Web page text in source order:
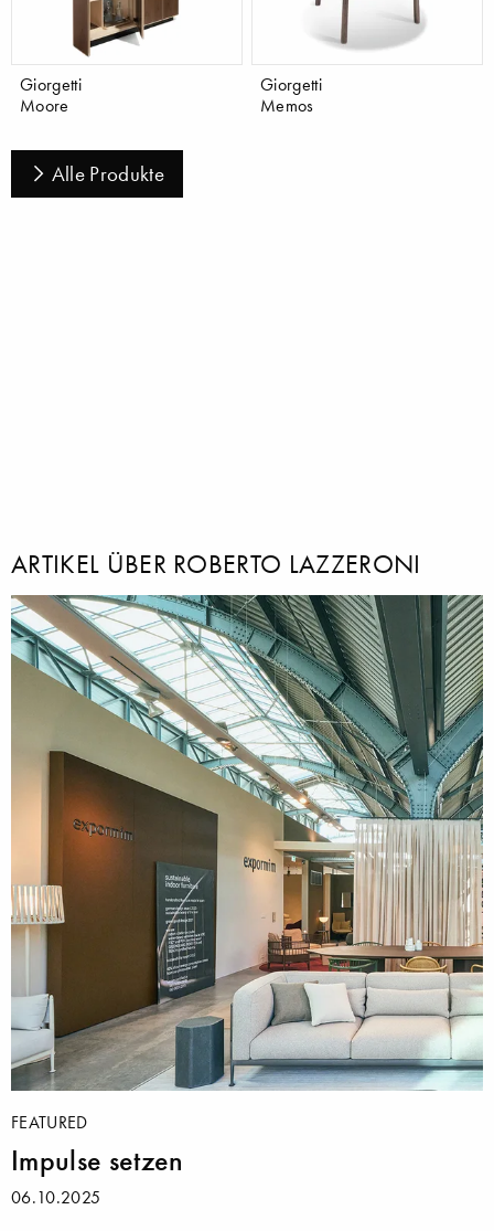
Giorgetti
Moore
Giorgetti
Memos
Alle Produkte
ARTIKEL ÜBER ROBERTO LAZZERONI
FEATURED
Impulse setzen
06.10.2025